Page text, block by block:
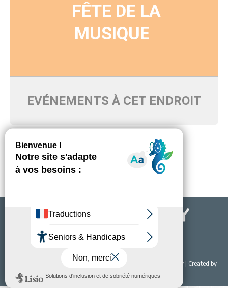
FÊTE DE LA
MUSIQUE
EVÉNEMENTS À CET ENDROIT
Pas d'événements programmés pour ce moment-là
© 2022 Office de Tourisme & du Thermalisme de Bourbon-Lancy | Created by
NET EASY